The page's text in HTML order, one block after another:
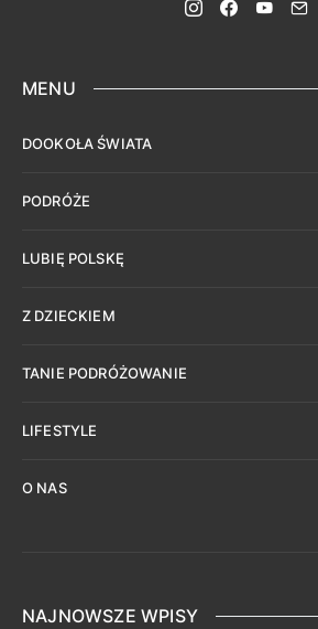
MENU
DOOKOŁA ŚWIATA
PODRÓŻE
LUBIĘ POLSKĘ
Z DZIECKIEM
TANIE PODRÓŻOWANIE
LIFESTYLE
O NAS
NAJNOWSZE WPISY